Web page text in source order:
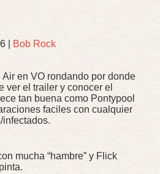
Bob Rock
en VO rondando por donde
ver el trailer y conocer el
tan buena como Pontypool
faciles con cualquier
infectados.
mucha “hambre” y Flick